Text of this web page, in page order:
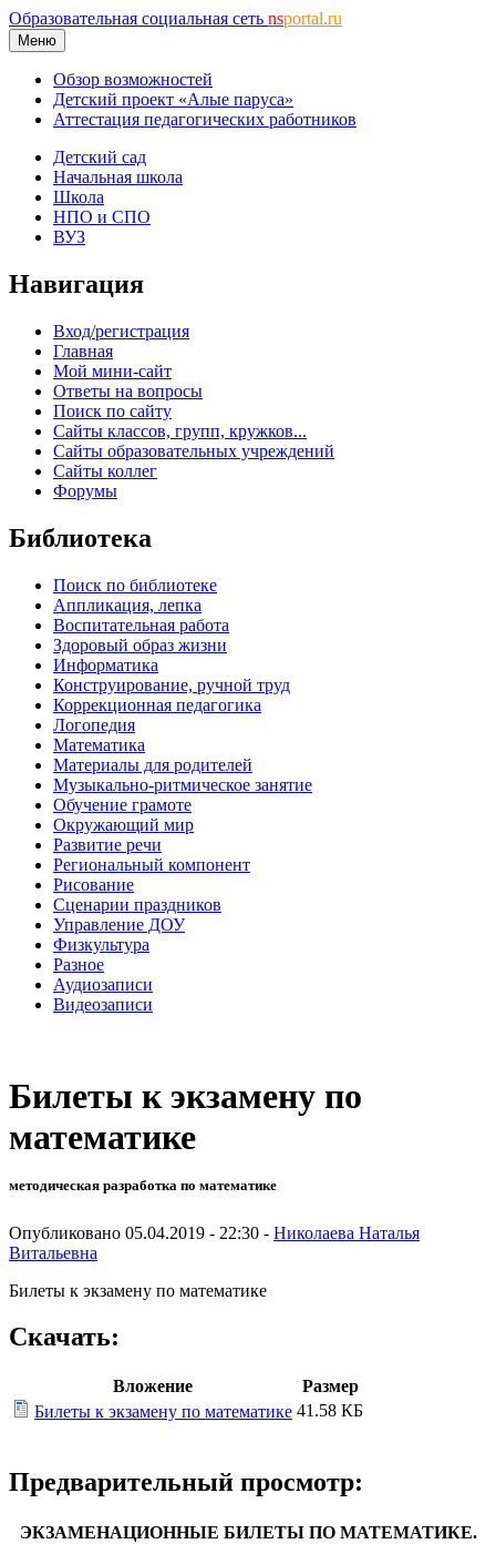
Образовательная социальная сеть nsportal.ru
Меню
Обзор возможностей
Детский проект «Алые паруса»
Аттестация педагогических работников
Детский сад
Начальная школа
Школа
НПО и СПО
ВУЗ
Навигация
Вход/регистрация
Главная
Мой мини-сайт
Ответы на вопросы
Поиск по сайту
Сайты классов, групп, кружков...
Сайты образовательных учреждений
Сайты коллег
Форумы
Библиотека
Поиск по библиотеке
Аппликация, лепка
Воспитательная работа
Здоровый образ жизни
Информатика
Конструирование, ручной труд
Коррекционная педагогика
Логопедия
Математика
Материалы для родителей
Музыкально-ритмическое занятие
Обучение грамоте
Окружающий мир
Развитие речи
Региональный компонент
Рисование
Сценарии праздников
Управление ДОУ
Физкультура
Разное
Аудиозаписи
Видеозаписи
Билеты к экзамену по
математике
методическая разработка по математике
Опубликовано 05.04.2019 - 22:30 - Николаева Наталья
Витальевна
Билеты к экзамену по математике
Скачать:
Вложение
Размер
Билеты к экзамену по математике 41.58 КБ
Предварительный просмотр:
ЭКЗАМЕНАЦИОННЫЕ БИЛЕТЫ ПО МАТЕМАТИКЕ.